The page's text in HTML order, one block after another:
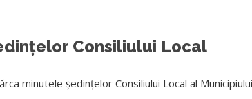
Consiliului Local
minutele ședințelor Consiliului Local al